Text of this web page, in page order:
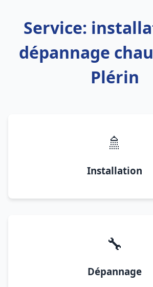
Service:
dépannage
Plérin
🚿
Installation
🔧
Dépannage